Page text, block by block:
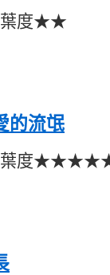
度★★
的流氓
葉度